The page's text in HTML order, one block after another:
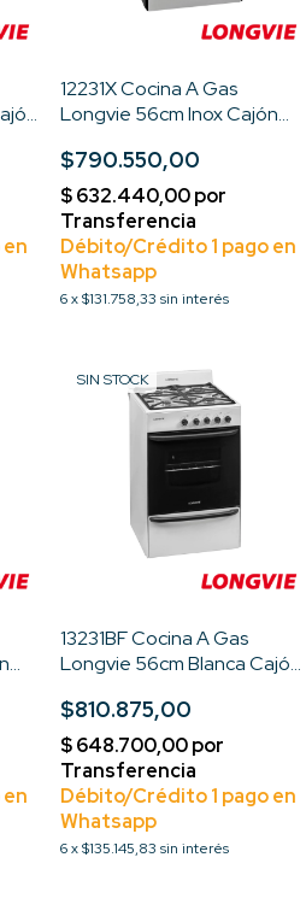
12231X Cocina A Gas
Longvie 56cm Inox Cajón
inoxidable
$790.550,00
6 x$131.758,33 sin interés
SIN STOCK
13231BF Cocina A Gas
Longvie 56cm Blanca Cajón
$810.875,00
6 x$135.145,83 sin interés